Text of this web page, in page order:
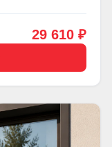
29 610 ₽